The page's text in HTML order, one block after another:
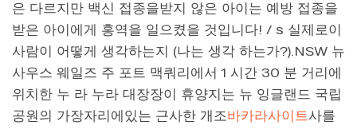
은 다르지만 백신 접종을받지 않은 아이는 예방 접종을
받은 아이에게 홍역을 일으켰을 것입니다! / s 실제로이
사람이 어떻게 생각하는지 (나는 생각 하는가?).NSW 뉴
사우스 웨일즈 주 포트 맥쿼리에서 1 시간 30 분 거리에
위치한 누 라 누라 대장장이 휴양지는 뉴 잉글랜드 국립
공원의 가장자리에있는 근사한 개조바카라사이트사를